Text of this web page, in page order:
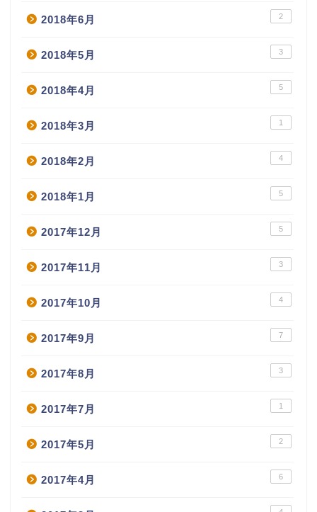
2018年6月 2
2018年5月 3
2018年4月 5
2018年3月 1
2018年2月 4
2018年1月 5
2017年12月 5
2017年11月 3
2017年10月 4
2017年9月 7
2017年8月 3
2017年7月 1
2017年5月 2
2017年4月 6